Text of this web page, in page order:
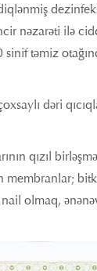
nəzarəti ilə
təmiz
dəri
qızıl
olmaq,